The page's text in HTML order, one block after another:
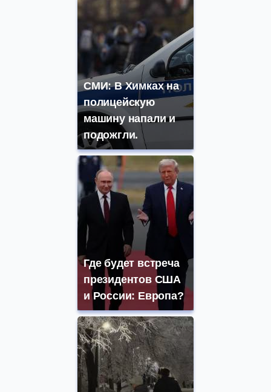
СМИ: В Химках на
полицейскую
машину напали и
подожгли.
Где будет встреча
президентов США
и России: Европа?